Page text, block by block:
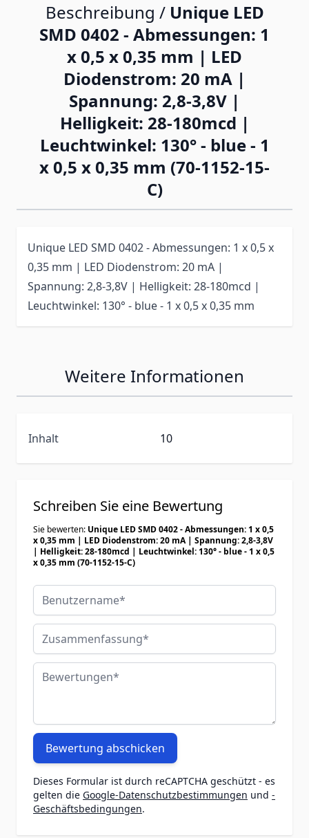
Beschreibung / Unique LED
SMD 0402 - Abmessungen: 1
x 0,5 x 0,35 mm | LED
Diodenstrom: 20 mA |
Spannung: 2,8-3,8V |
Helligkeit: 28-180mcd |
Leuchtwinkel: 130° - blue - 1
x 0,5 x 0,35 mm (70-1152-15-
C)
Unique LED SMD 0402 - Abmessungen: 1 x 0,5 x
0,35 mm | LED Diodenstrom: 20 mA |
Spannung: 2,8-3,8V | Helligkeit: 28-180mcd |
Leuchtwinkel: 130° - blue - 1 x 0,5 x 0,35 mm
Weitere Informationen
Inhalt 10
Schreiben Sie eine Bewertung
Sie bewerten: Unique LED SMD 0402 - Abmessungen: 1 x 0,5
x 0,35 mm | LED Diodenstrom: 20 mA | Spannung: 2,8-3,8V
| Helligkeit: 28-180mcd | Leuchtwinkel: 130° - blue - 1 x 0,5
x 0,35 mm (70-1152-15-C)
Benutzername
Zusammenfassung
Bewertungen
Bewertung abschicken
Dieses Formular ist durch reCAPTCHA geschützt - es
gelten die Google-Datenschutzbestimmungen und -
Geschäftsbedingungen.